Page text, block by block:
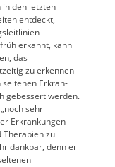
in den letzten
entdeckt,
erkannt, kann
das
zu erkennen
seltenen Erkran­
gebessert werden.
sehr
Erkrankungen
Therapien zu
dankbar, denn er